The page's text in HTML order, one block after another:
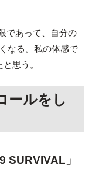
であって、自分の
なる。私の体感で
思う。
ールをし
SURVIVAL」